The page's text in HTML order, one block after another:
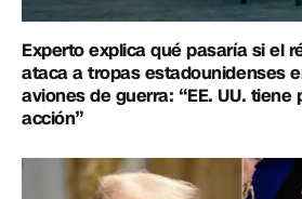
Experto explica qué pasaría si el
ataca a tropas estadounidenses
aviones de guerra: “EE. UU. tiene
acción”